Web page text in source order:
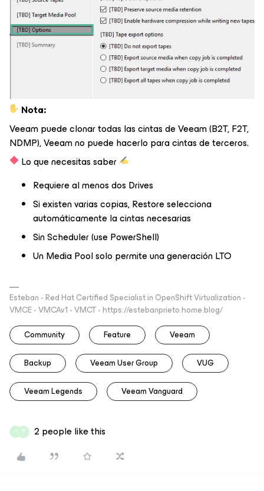
Nota:
Veeam puede clonar todas las cintas de Veeam (B2T, F2T,
NDMP), Veeam no puede hacerlo para cintas de terceros.
Lo que necesitas saber
Requiere al menos dos Drives
Si existen varias copias, Restore selecciona
automáticamente la cintas necesarias
Sin Scheduler (use PowerShell)
Un Media Pool solo permite una generación LTO
Esteban - Red Hat Certified Specialist in OpenShift Virtualization -
VMCE - VMCAv1 - VMCT - https://estebanprieto.home.blog/
Community
Feature Veeam
Backup Veeam User Group VUG
Veeam Legends Veeam Vanguard
J P 2 people like this